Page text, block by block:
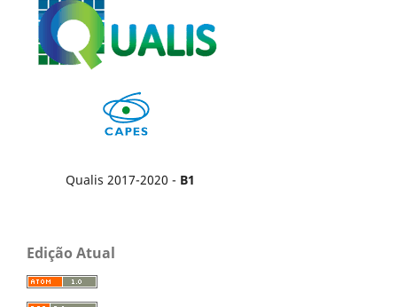
Qualis 2017-2020 - B1
Edição Atual